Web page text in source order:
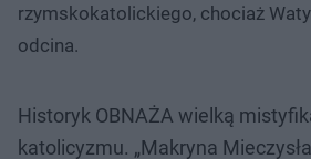
rzymskokatolickiego, chociaż
odcina.
Historyk OBNAŻA wielką
katolicyzmu. „Makryna